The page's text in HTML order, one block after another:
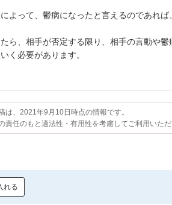
よって、鬱病になったと言えるのであれ
ら、相手が否定する限り、相手の言動や
く必要があります。
は、2021年9月10日時点の情報です。
責任のもと適法性・有用性を考慮してご利用いた
れる